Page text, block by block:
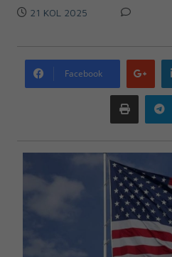
21 KOL 2025
Facebook
plus
Print